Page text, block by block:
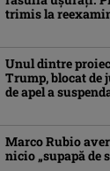
trimis la
Unul dintre
Trump, blocat de
de apel a
Marco Rubio
nicio „supapă de